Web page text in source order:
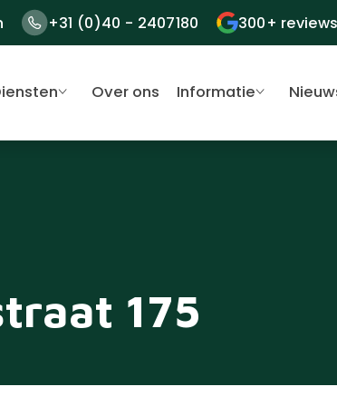
+31 (0)40 - 2407180 300+
Over ons Informatie
175